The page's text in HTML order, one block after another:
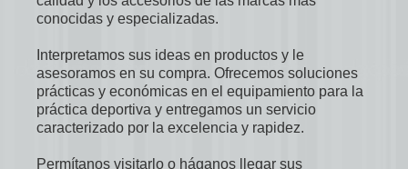
asesoramos en su compra. Ofrecemos soluciones
prácticas y económicas en el equipamiento para la
práctica deportiva y entregamos un servicio
caracterizado por la excelencia y rapidez.
Permítanos visitarlo o háganos llegar sus
requerimientos al correo y le enviaremos una
cotización.